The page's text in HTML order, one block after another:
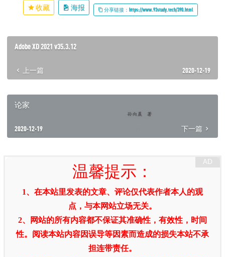
收藏 海报 分享链接：https://www.93study.tech/390.html
Adobe XD 2021 v35.3.12
上一篇 2020-12-19
论家
2020-12-19 下一篇
温馨提示：
1、在本站里发表的文章、评论仅代表作者本人的观
点，与本网站立场无关。
2、网站的所有内容都不保证其准确性，有效性，时间
性。阅读本站内容因误导等因素而造成的损失本站不承
担连带责任。